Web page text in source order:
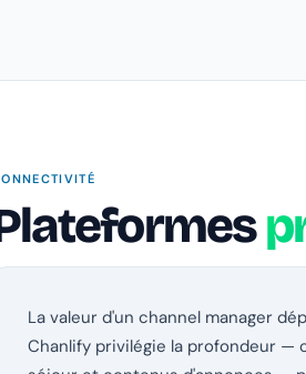
La valeur d'un channel manager
Chanlify privilégie la profondeur —